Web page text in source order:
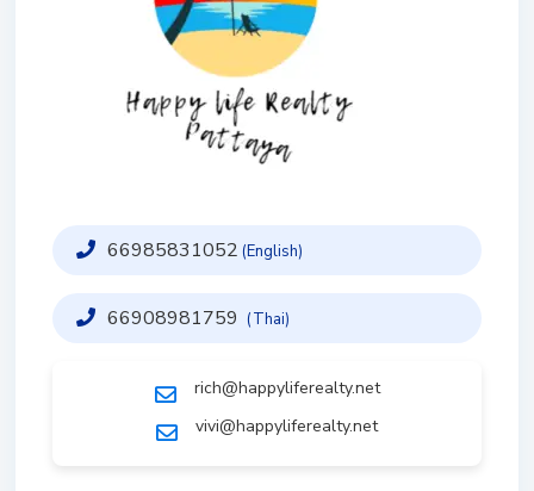
66985831052 (English)
66908981759 (Thai)
rich@happyliferealty.net
vivi@happyliferealty.net